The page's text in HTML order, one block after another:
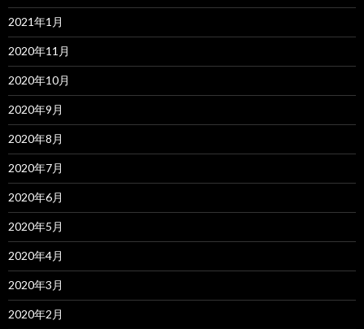
2021年1月
2020年11月
2020年10月
2020年9月
2020年8月
2020年7月
2020年6月
2020年5月
2020年4月
2020年3月
2020年2月